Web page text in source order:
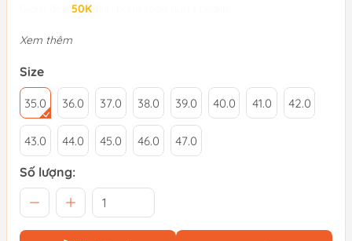
50K
Xem thêm
Size
35.0 36.0 37.0 38.0 39.0 40.0 41.0 42.0
43.0 44.0 45.0 46.0 47.0
Số lượng: